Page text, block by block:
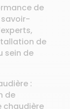
de
de
sein de
:
de
chaudière